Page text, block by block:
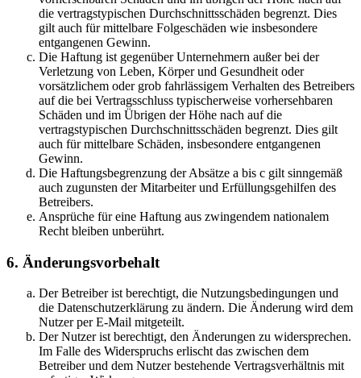
die vertragstypischen Durchschnittsschäden begrenzt. Dies
gilt auch für mittelbare Folgeschäden wie insbesondere
entgangenen Gewinn.
Die Haftung ist gegenüber Unternehmern außer bei der
Verletzung von Leben, Körper und Gesundheit oder
vorsätzlichem oder grob fahrlässigem Verhalten des Betreibers
auf die bei Vertragsschluss typischerweise vorhersehbaren
Schäden und im Übrigen der Höhe nach auf die
vertragstypischen Durchschnittsschäden begrenzt. Dies gilt
auch für mittelbare Schäden, insbesondere entgangenen
Gewinn.
Die Haftungsbegrenzung der Absätze a bis c gilt sinngemäß
auch zugunsten der Mitarbeiter und Erfüllungsgehilfen des
Betreibers.
Ansprüche für eine Haftung aus zwingendem nationalem
Recht bleiben unberührt.
6. Änderungsvorbehalt
Der Betreiber ist berechtigt, die Nutzungsbedingungen und
die Datenschutzerklärung zu ändern. Die Änderung wird dem
Nutzer per E-Mail mitgeteilt.
Der Nutzer ist berechtigt, den Änderungen zu widersprechen.
Im Falle des Widerspruchs erlischt das zwischen dem
Betreiber und dem Nutzer bestehende Vertragsverhältnis mit